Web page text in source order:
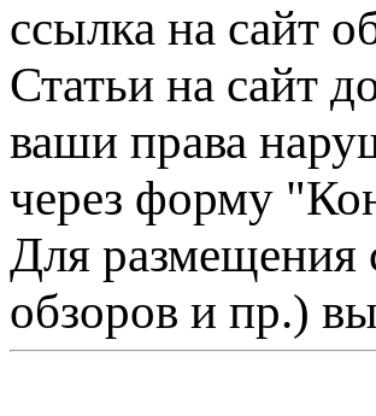
ссылка на сайт
Статьи на сайт
ваши права
через форму
Для размещения
обзоров и пр.)